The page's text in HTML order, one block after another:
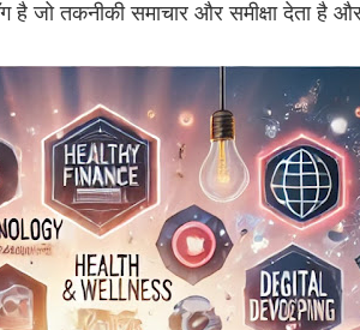
है जो तकनीकी समाचार और समीक्षा देता है